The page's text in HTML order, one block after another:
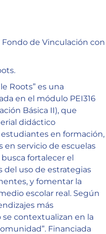
de Vinculación con
Roots” es una
en el módulo PEI316
Básica II), que
didáctico
en formación,
en servicio de escuelas
fortalecer el
del uso de estrategias
y fomentar la
escolar real. Según
más
contextualizan en la
Financiada